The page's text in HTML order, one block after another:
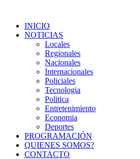
INICIO
NOTICIAS
Locales
Regionales
Nacionales
Internacionales
Policiales
Tecnologia
Politica
Entretenimiento
Economia
Deportes
PROGRAMACIÓN
QUIENES SOMOS?
CONTACTO